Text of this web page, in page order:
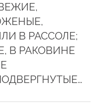
В РАССОЛЕ;
В РАКОВИНЕ